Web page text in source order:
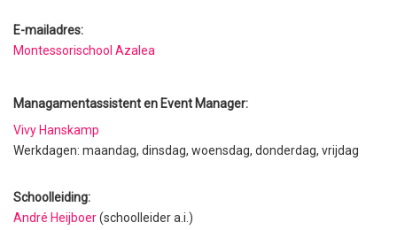
E-mailadres:
Montessorischool Azalea
Managamentassistent en Event Manager:
Vivy Hanskamp
Werkdagen: maandag, dinsdag, woensdag, donderdag, vrijdag
Schoolleiding:
André Heijboer(schoolleider a.i.)